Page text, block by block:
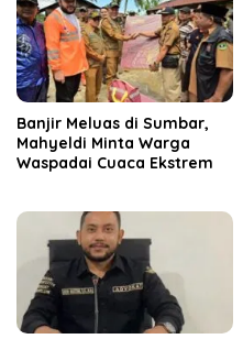
Banjir Meluas di Sumbar,
Mahyeldi Minta Warga
Waspadai Cuaca Ekstrem